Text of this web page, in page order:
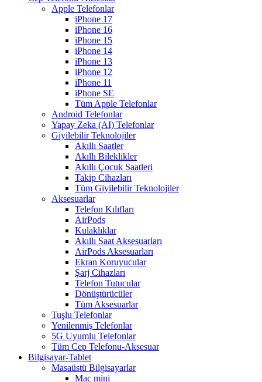
Apple Telefonlar
iPhone 17
iPhone 16
iPhone 15
iPhone 14
iPhone 13
iPhone 12
iPhone 11
iPhone SE
Tüm Apple Telefonlar
Android Telefonlar
Yapay Zeka (AI) Telefonlar
Giyilebilir Teknolojiler
Akıllı Saatler
Akıllı Bileklikler
Akıllı Çocuk Saatleri
Takip Cihazları
Tüm Giyilebilir Teknolojiler
Aksesuarlar
Telefon Kılıfları
AirPods
Kulaklıklar
Akıllı Saat Aksesuarları
AirPods Aksesuarları
Ekran Koruyucular
Şarj Cihazları
Telefon Tutucular
Dönüştürücüler
Tüm Aksesuarlar
Tuşlu Telefonlar
Yenilenmiş Telefonlar
5G Uyumlu Telefonlar
Tüm Cep Telefonu-Aksesuar
Bilgisayar-Tablet
Masaüstü Bilgisayarlar
Mac mini